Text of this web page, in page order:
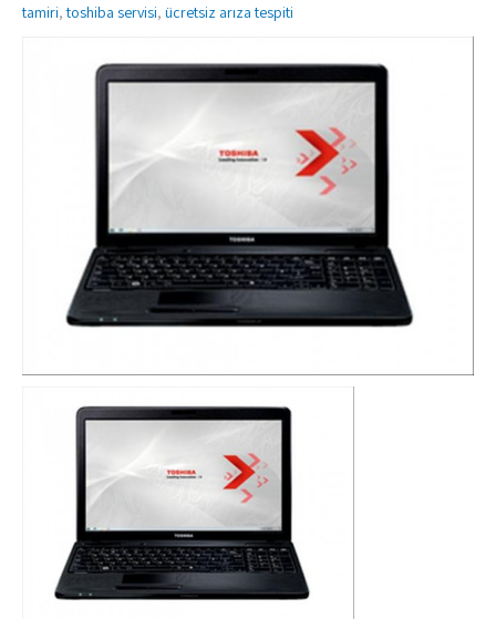
tamiri,toshiba servisi, ücretsiz arıza tespiti